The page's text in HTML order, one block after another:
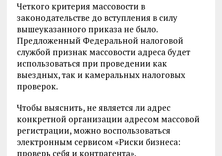
Четкого критерия массовости в
законодательстве до вступления в силу
вышеуказанного приказа не было.
Предложенный Федеральной налоговой
службой признак массовости адреса будет
использоваться при проведении как
выездных, так и камеральных налоговых
проверок.
Чтобы выяснить, не является ли адрес
конкретной организации адресом массовой
регистрации, можно воспользоваться
электронным сервисом «Риски бизнеса:
проверь себя и контрагента».